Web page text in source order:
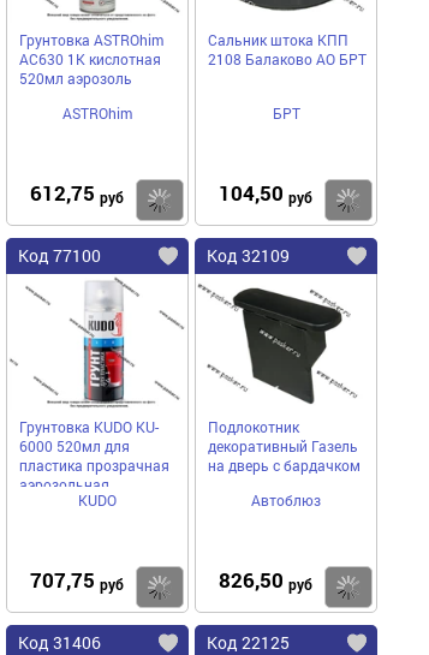
Грунтовка ASTROhim
AC630 1К кислотная
520мл аэрозоль
ASTROhim
612,75 руб Купить
Сальник штока КПП
2108 Балаково АО БРТ
БРТ
104,50 руб
Код 77100
Грунтовка KUDO KU-
6000 520мл для
пластика прозрачная
аэрозольная
KUDO
707,75 руб Купить
Код 32109
Подлокотник
декоративный Газель
на дверь с бардачком
Автоблюз
826,50 руб
Код 31406 Код 22125